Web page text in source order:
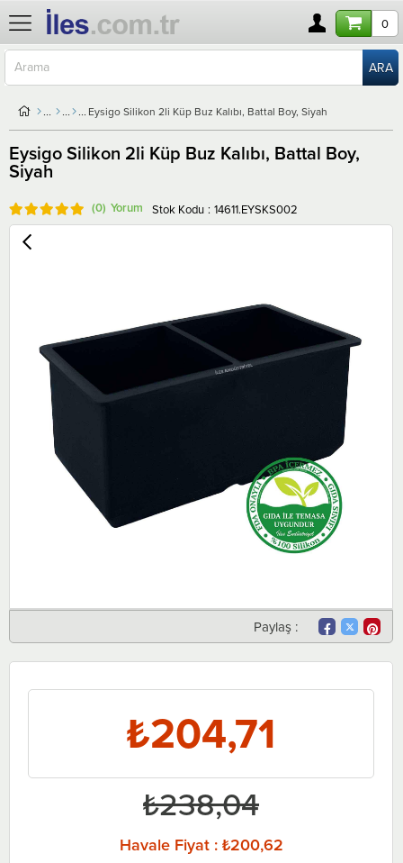
0
Eysigo Silikon 2li Küp Buz Kalıbı, Battal Boy, Siyah
Eysigo Silikon 2li Küp Buz Kalıbı, Battal Boy,
Siyah
(0) Stok Kodu 14611.EYSKS002
Paylaş :
₺204,71
₺238,04
Havale Fiyat : ₺200,62